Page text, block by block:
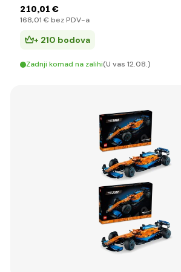
210,01 €
168,01 € bez PDV-a
+ 210 bodova
Zadnji komad na zalihi(U vas 12.08.)